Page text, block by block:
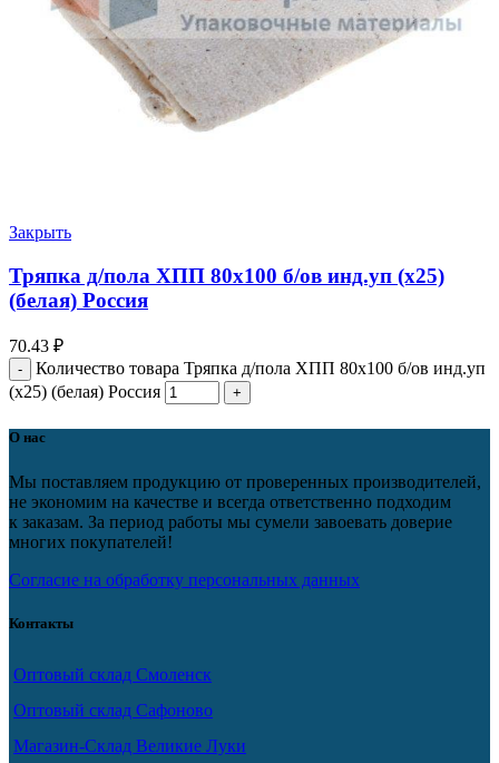
Закрыть
Тряпка д/пола ХПП 80х100 б/ов инд.уп (х25)
(белая) Россия
70.43 ₽
Количество товара Тряпка д/пола ХПП 80х100 б/ов инд.уп
(х25) (белая) Россия
О нас
Мы поставляем продукцию от проверенных производителей,
не экономим на качестве и всегда ответственно подходим
к заказам. За период работы мы сумели завоевать доверие
многих покупателей!
Согласие на обработку персональных данных
Контакты
Оптовый склад Смоленск
Оптовый склад Сафоново
Магазин-Склад Великие Луки